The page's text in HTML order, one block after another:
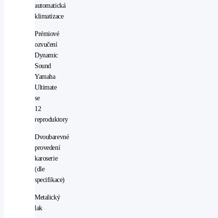
automatická
klimatizace
Prémiové
ozvučení
Dynamic
Sound
Yamaha
Ultimate
se
12
reproduktory
Dvoubarevné
provedení
karoserie
(dle
specifikace)
Metalický
lak